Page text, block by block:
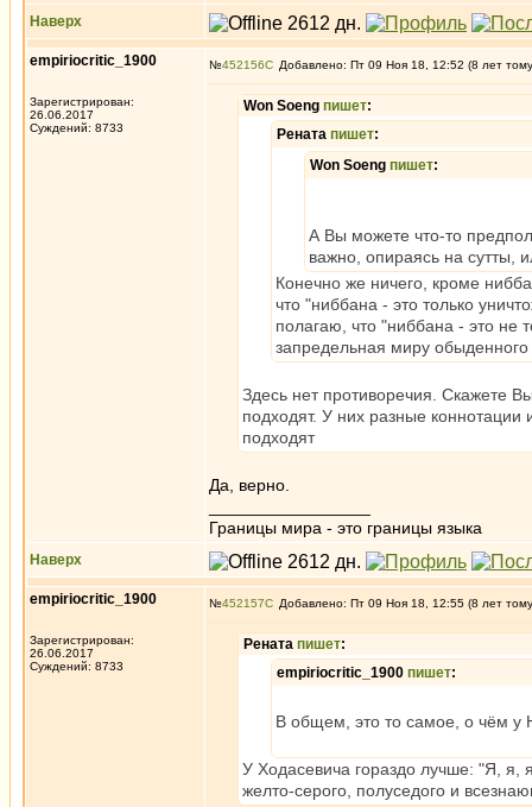
Наверх
empiriocritic_1900
Зарегистрирован:
26.06.2017
Суждений: 8733
№452156 Добавлено: Пт 09 Ноя 18, 12:52 (8 лет
Won Soeng пишет:
Рената пишет:
Won Soeng пишет:
А Вы можете что-то
важно, опираясь на сутты,
Конечно же ничего, кроме
что "ниббана - это только
полагаю, что "ниббана - это не
запредельная миру
Здесь нет противоречия. Скажете
подходят. У них разные коннотации
подходят
Да, верно.
Границы мира - это границы языка
Наверх
empiriocritic_1900
Зарегистрирован:
26.06.2017
Суждений: 8733
№452157 Добавлено: Пт 09 Ноя 18, 12:55 (8 лет
Рената пишет:
empiriocritic_1900 пишет:
В общем, это то самое, о чём у
У Ходасевича гораздо лучше: "Я, я,
желто-серого, полуседого и